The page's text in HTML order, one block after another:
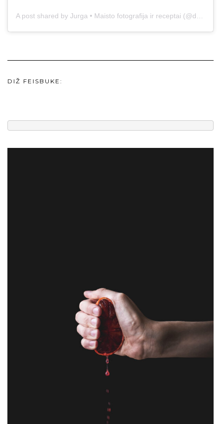
A post shared by Jurga • Maisto fotografija ir receptai (@duonos.ir.zaidimu)
DIŽ FEISBUKE: